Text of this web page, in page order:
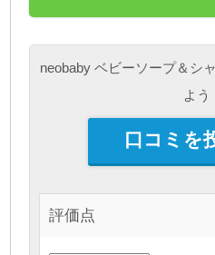
neobaby ベビーソープ＆シ
よう
口コミを
評価点